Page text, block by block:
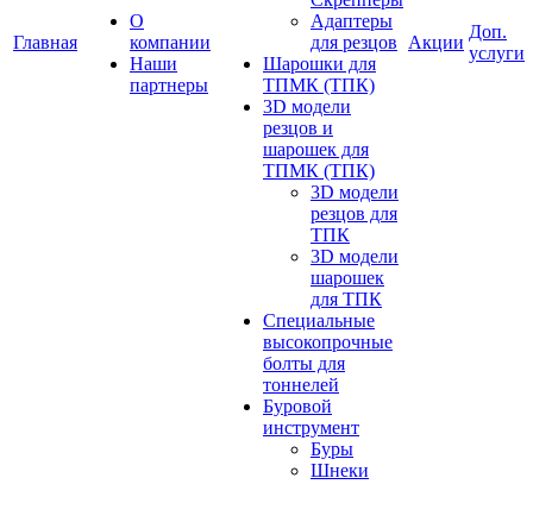
Главная
О
компании
Наши
партнеры
Адаптеры
для резцов
Шарошки для
ТПМК (ТПК)
3D модели
резцов и
шарошек для
ТПМК (ТПК)
3D модели
резцов для
ТПК
3D модели
шарошек
для ТПК
Специальные
высокопрочные
болты для
тоннелей
Буровой
инструмент
Буры
Шнеки
Акции
Доп.
услуги